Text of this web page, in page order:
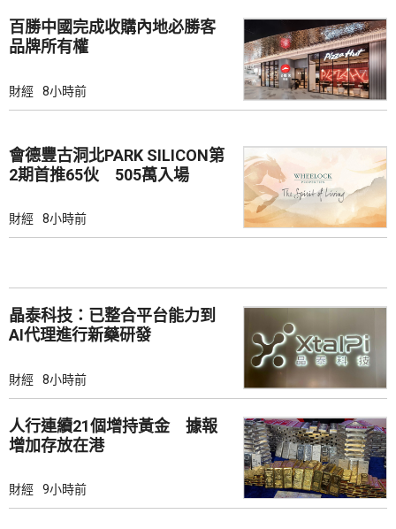
百勝中國完成收購內地必勝客
品牌所有權
財經 8小時前
會德豐古洞北PARK SILICON第
2期首推65伙 505萬入場
財經 8小時前
晶泰科技：已整合平台能力到
AI代理進行新藥研發
財經 8小時前
人行連續21個增持黃金 據報
增加存放在港
財經 9小時前